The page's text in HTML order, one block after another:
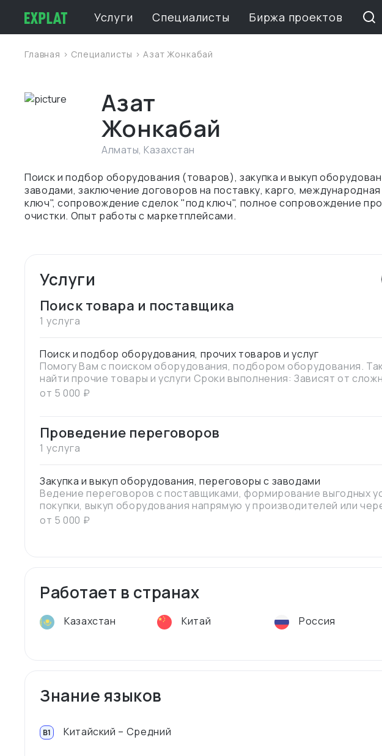
Услуги Специалисты Биржа проектов
Главная > Специалисты > Азат Жонкабай
Азат
Жонкабай
Алматы, Казахстан
Поиск и подбор оборудования (товаров), закупка и выкуп
заводами, заключение договоров на поставку, карго,
ключ", сопровождение сделок "под ключ", полное сопровождение
очистки. Опыт работы с маркетплейсами.
Услуги
Поиск товара и поставщика
1 услуга
Поиск и подбор оборудования, прочих товаров и услуг
Помогу Вам с поиском оборудования, подбором оборудования.
найти прочие товары и услуги Сроки выполнения: Зависят от
запроса от 1 до 5 дней
от 5 000 ₽
Проведение переговоров
1 услуга
Закупка и выкуп оборудования, переговоры с заводами
Ведение переговоров с поставщиками, формирование выгодных
покупки, выкуп оборудования напрямую у производителей или
проверенных посредников.
от 5 000 ₽
Работает в странах
Казахстан Китай Россия
Знание языков
B1 Китайский – Средний